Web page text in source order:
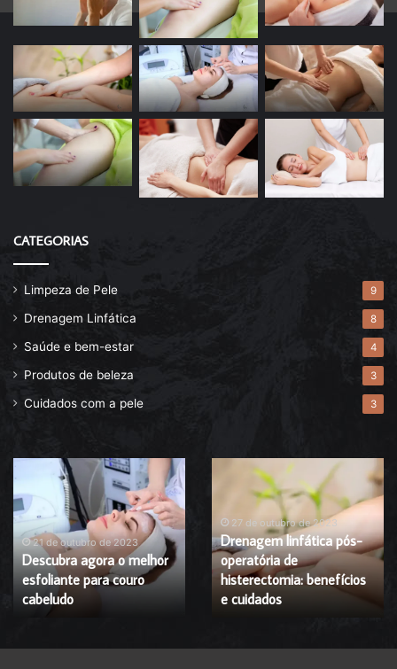
CATEGORIAS
Limpeza de Pele 9
Drenagem Linfática 8
Saúde e bem-estar 4
Produtos de beleza 3
Cuidados com a pele 3
Descubra
o
melhor
esfoliante
para
couro
cabeludo
21 de outubro de 2023
Descubra agora o melhor
esfoliante para couro
cabeludo
Drenagem
operatória
de
histerectomia:
benefícios
27 de outubro de 2023
Drenagem linfática pós-
operatória de
histerectomia: benefícios
e cuidados